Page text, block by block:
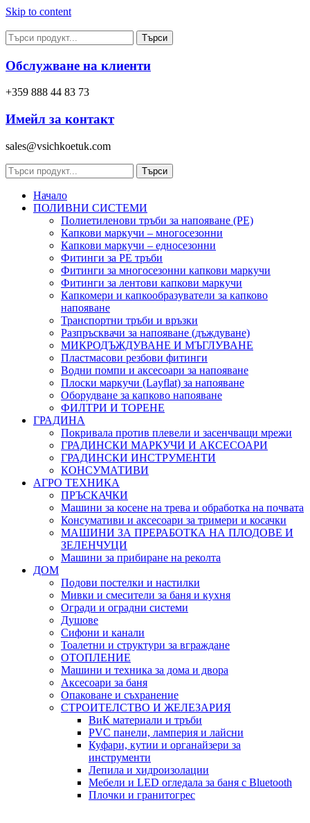
Skip to content
Търси
Обслужване на клиенти
+359 888 44 83 73
Имейл за контакт
sales@vsichkoetuk.com
Търси
Начало
ПОЛИВНИ СИСТЕМИ
Полиетиленови тръби за напояване (PE)
Капкови маркучи – многосезонни
Капкови маркучи – едносезонни
Фитинги за PE тръби
Фитинги за многосезонни капкови маркучи
Фитинги за лентови капкови маркучи
Капкомери и капкообразуватели за капково
напояване
Транспортни тръби и връзки
Разпръсквачи за напояване (дъждуване)
МИКРОДЪЖДУВАНЕ И МЪГЛУВАНЕ
Пластмасови резбови фитинги
Водни помпи и аксесоари за напояване
Плоски маркучи (Layflat) за напояване
Оборудване за капково напояване
ФИЛТРИ И ТОРЕНЕ
ГРАДИНА
Покривала против плевели и засенчващи мрежи
ГРАДИНСКИ МАРКУЧИ И АКСЕСОАРИ
ГРАДИНСКИ ИНСТРУМЕНТИ
КОНСУМАТИВИ
АГРО ТЕХНИКА
ПРЪСКАЧКИ
Машини за косене на трева и обработка на почвата
Консумативи и аксесоари за тримери и косачки
МАШИНИ ЗА ПРЕРАБОТКА НА ПЛОДОВЕ И
ЗЕЛЕНЧУЦИ
Машини за прибиране на реколта
ДОМ
Подови постелки и настилки
Мивки и смесители за баня и кухня
Огради и оградни системи
Душове
Сифони и канали
Тоалетни и структури за вграждане
ОТОПЛЕНИЕ
Машини и техника за дома и двора
Аксесоари за баня
Опаковане и съхранение
СТРОИТЕЛСТВО И ЖЕЛЕЗАРИЯ
ВиК материали и тръби
PVC панели, ламперия и лайсни
Куфари, кутии и органайзери за
инструменти
Лепила и хидроизолации
Мебели и LED огледала за баня с Bluetooth
Плочки и гранитогрес